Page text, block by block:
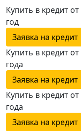
Купить в кредит от
год
Заявка на кредит
Купить в кредит от
года
Заявка на кредит
Купить в кредит от
года
Заявка на кредит